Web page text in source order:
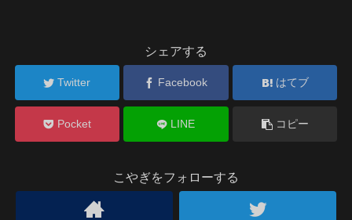
シェアする
Twitter Facebook はてブ
Pocket LINE コピー
こやぎをフォローする